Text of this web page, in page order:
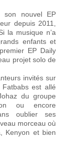
nouvel EP
depuis 2011,
la musique n’a
enfants et
EP Daily
projet solo de
invités sur
est allé
du groupe
ou encore
oublier ses
morceau où
Kenyon et bien